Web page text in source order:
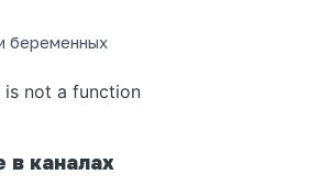
беременных
is not a function
в каналах